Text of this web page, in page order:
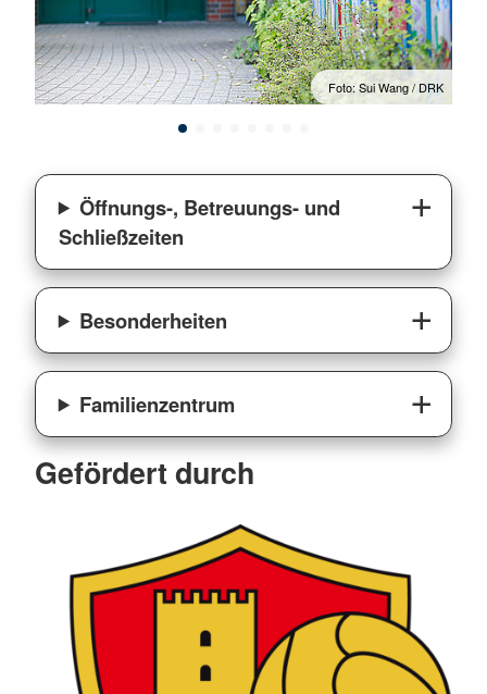
Foto: Sui Wang / DRK
Öffnungs-, Betreuungs- und
Schließzeiten
Besonderheiten
Familienzentrum
Gefördert durch